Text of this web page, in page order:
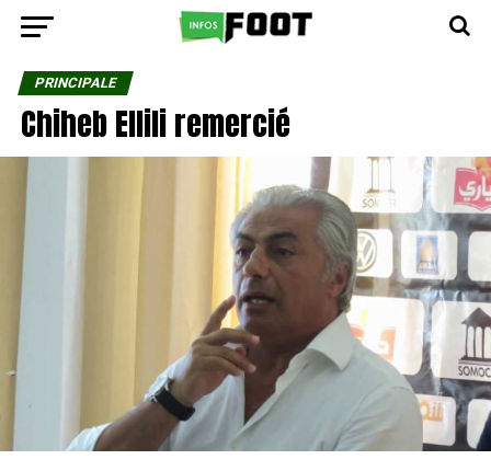
PRINCIPALE
Chiheb Ellili remercié